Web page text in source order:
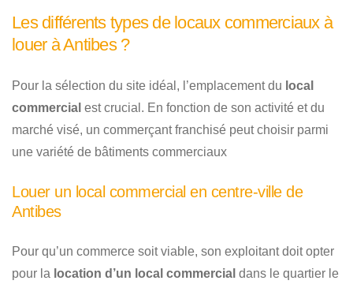
Les différents types de locaux commerciaux à
louer à Antibes ?
Pour la sélection du site idéal, l’emplacement du local
commercial est crucial. En fonction de son activité et du
marché visé, un commerçant franchisé peut choisir parmi
une variété de bâtiments commerciaux
Louer un local commercial en centre-ville de
Antibes
Pour qu’un commerce soit viable, son exploitant doit opter
pour la location d’un local commercial dans le quartier le